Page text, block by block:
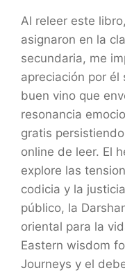
Al releer este
asignaron en la
secundaria, me
apreciación por él
buen vino que
resonancia
gratis
online​ de leer. El
explore las
codicia y la
público, la
oriental para la
Eastern wisdom
Journeys y el